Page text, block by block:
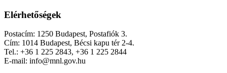
Elérhetőségek
Postacím: 1250 Budapest, Postafiók 3.
Cím: 1014 Budapest, Bécsi kapu tér 2-4.
Tel.: +36 1 225 2843, +36 1 225 2844
E-mail: info@mnl.gov.hu